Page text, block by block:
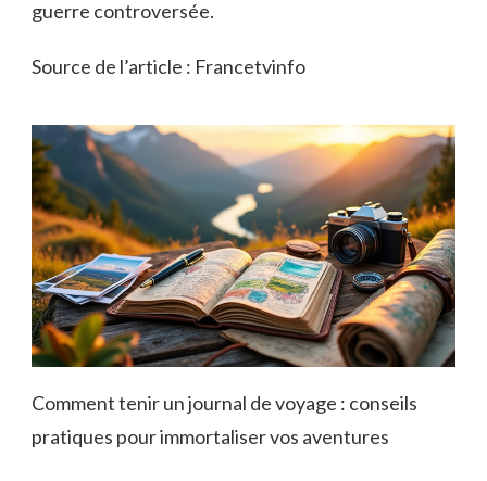
guerre controversée.
Source de l’article : Francetvinfo
Comment tenir un journal de voyage : conseils
pratiques pour immortaliser vos aventures